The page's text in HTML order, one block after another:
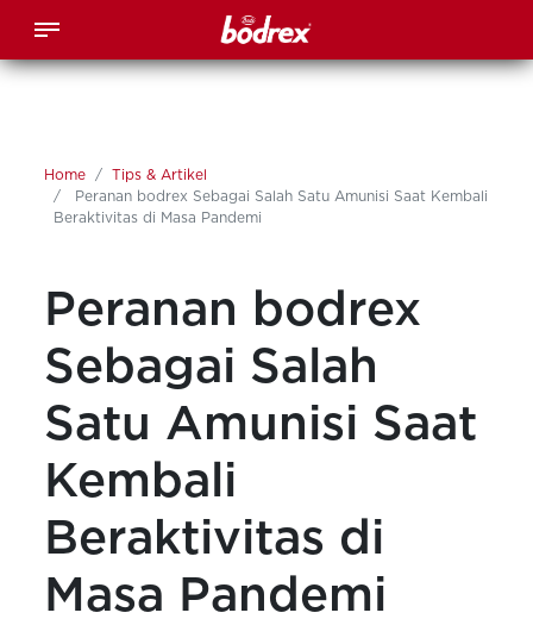
Home
Tips & Artikel
Peranan bodrex Sebagai Salah Satu Amunisi Saat Kembali
Beraktivitas di Masa Pandemi
Peranan bodrex
Sebagai Salah
Satu Amunisi Saat
Kembali
Beraktivitas di
Masa Pandemi